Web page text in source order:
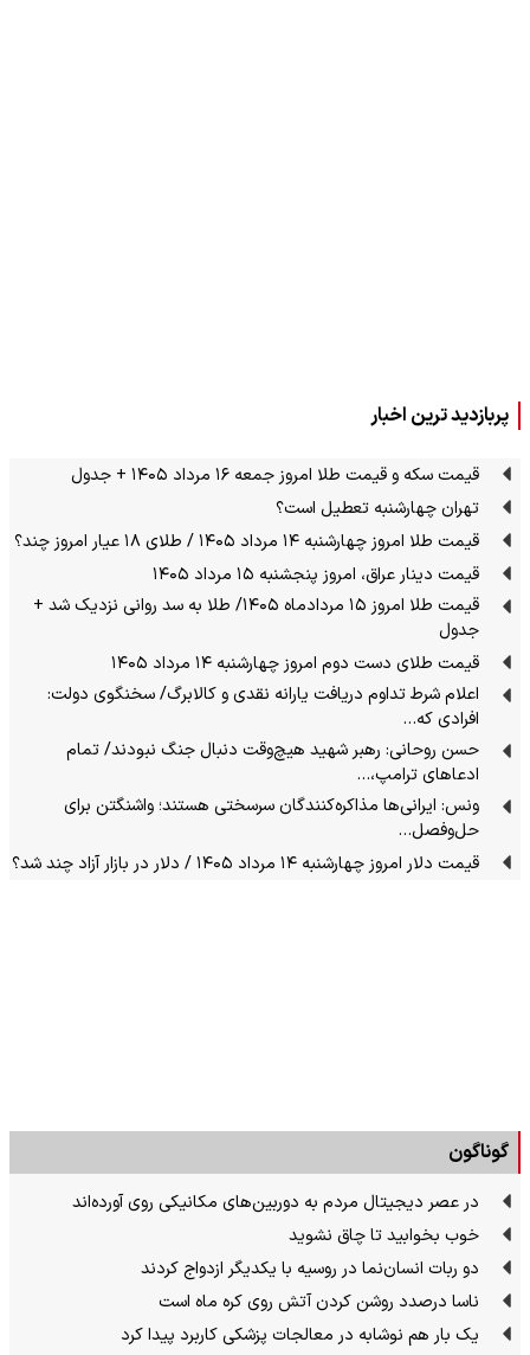
پربازدید ترین اخبار
قیمت سکه و قیمت طلا امروز جمعه ۱۶ مرداد ۱۴۰۵ + جدول
تهران چهارشنبه تعطیل است؟
قیمت طلا امروز چهارشنبه ۱۴ مرداد ۱۴۰۵ / طلای ۱۸ عیار امروز چند؟
قیمت دینار عراق، امروز پنجشنبه ۱۵ مرداد ۱۴۰۵
قیمت طلا امروز ۱۵ مردادماه ۱۴۰۵/ طلا به سد روانی نزدیک شد +
جدول
قیمت طلای دست دوم امروز چهارشنبه ۱۴ مرداد ۱۴۰۵
اعلام شرط تداوم دریافت یارانه نقدی و کالابرگ/ سخنگوی دولت:
افرادی که…
حسن روحانی: رهبر شهید هیچ‌وقت دنبال جنگ نبودند/ تمام
ادعاهای ترامپ،…
ونس: ایرانی‌ها مذاکره‌کنندگان سرسختی هستند؛ واشنگتن برای
حل‌وفصل…
قیمت دلار امروز چهارشنبه ۱۴ مرداد ۱۴۰۵ / دلار در بازار آزاد چند شد؟
گوناگون
در عصر دیجیتال مردم به دوربین‌های مکانیکی روی آورده‌اند
خوب بخوابید تا چاق نشوید
دو ربات انسان‌نما در روسیه با یکدیگر ازدواج کردند
ناسا درصدد روشن کردن آتش روی کره ماه است
یک بار هم نوشابه در معالجات پزشکی کاربرد پیدا کرد